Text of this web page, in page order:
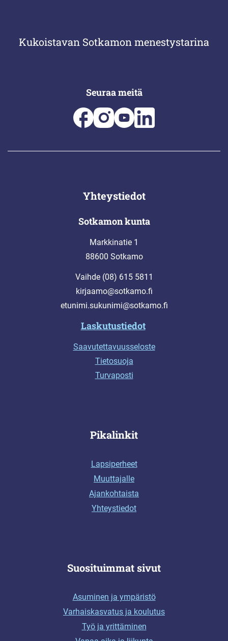
Kukoistavan Sotkamon menestystarina
Seuraa meitä
Yhteystiedot
Sotkamon kunta
Markkinatie 1
88600 Sotkamo
Vaihde (08) 615 5811
kirjaamo@sotkamo.fi
etunimi.sukunimi@sotkamo.fi
Laskutustiedot
Saavutettavuusseloste
Tietosuoja
Turvaposti
Pikalinkit
Lapsiperheet
Muuttajalle
Ajankohtaista
Yhteystiedot
Suosituimmat sivut
Asuminen ja ympäristö
Varhaiskasvatus ja koulutus
Työ ja yrittäminen